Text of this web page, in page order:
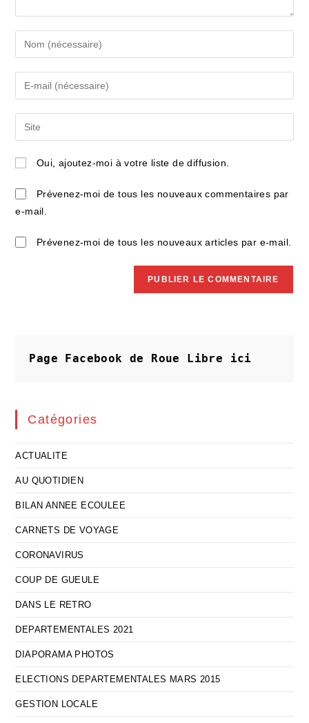
your
name
comment
your
email
address
comment
l’URL
de
site
(facultatif)
Oui, ajoutez-moi à votre liste de diffusion.
Prévenez-moi de tous les nouveaux commentaires par
e-mail.
Prévenez-moi de tous les nouveaux articles par e-mail.
Page Facebook de Roue Libre ici
Catégories
ACTUALITE
AU QUOTIDIEN
BILAN ANNEE ECOULEE
CARNETS DE VOYAGE
CORONAVIRUS
COUP DE GUEULE
DANS LE RETRO
DEPARTEMENTALES 2021
DIAPORAMA PHOTOS
ELECTIONS DEPARTEMENTALES MARS 2015
GESTION LOCALE